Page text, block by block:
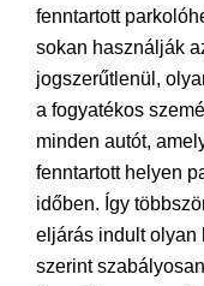
fenntartott
sokan használják
jogszerűtlenül,
a fogyatékos
minden autót,
fenntartott helyen
időben. Így
eljárás indult olyan
szerint